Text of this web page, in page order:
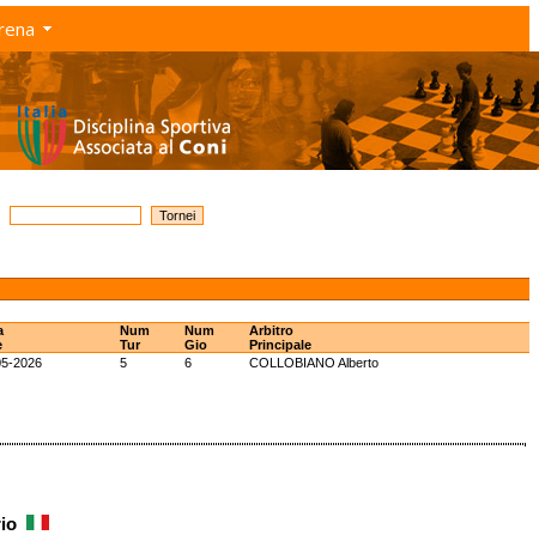
Num
Tur
Num
Gio
Arbitro
Principale
2026 5 6
COLLOBIANO Alberto